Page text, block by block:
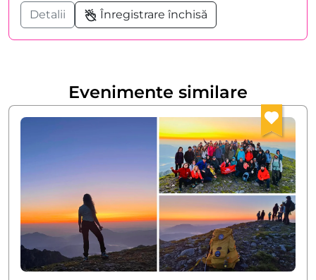
Detalii Înregistrare închisă
Evenimente similare